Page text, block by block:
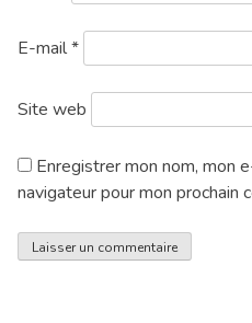
E-mail*
Site web
Enregistrer mon nom, mon
navigateur pour mon prochain